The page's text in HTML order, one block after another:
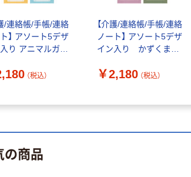
/連絡帳/手帳/連絡
】 アソート5デザ
マルガー
冊入：10冊×5） デ
（税込）
【介護/連絡帳/手帳/連絡
ノート】 アソート5デザ
イン入り かずくま
ト（50冊入：10冊×5） デ
￥2,180 （税込）
の商品